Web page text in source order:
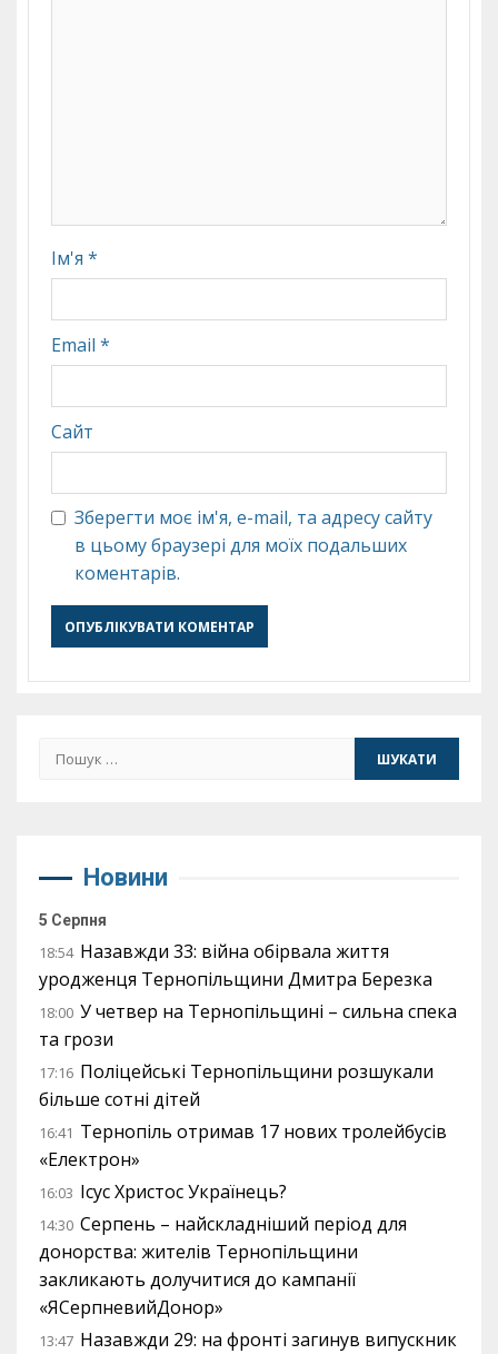
Ім'я *
Email *
Сайт
Зберегти моє ім'я, e-mail, та адресу сайту
в цьому браузері для моїх подальших
коментарів.
Пошук:
Новини
5 Серпня
18:54 Назавжди 33: війна обірвала життя
уродженця Тернопільщини Дмитра Березка
18:00 У четвер на Тернопільщині – сильна спека
та грози
17:16 Поліцейські Тернопільщини розшукали
більше сотні дітей
16:41 Тернопіль отримав 17 нових тролейбусів
«Електрон»
16:03 Ісус Христос Українець?
14:30 Серпень – найскладніший період для
донорства: жителів Тернопільщини
закликають долучитися до кампанії
«ЯСерпневийДонор»
13:47 Назавжди 29: на фронті загинув випускник